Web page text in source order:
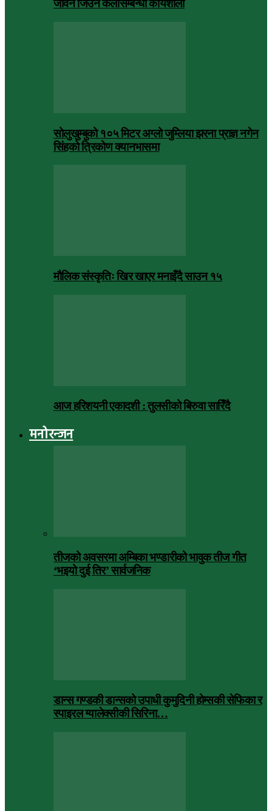
जीवन जिउने कलासम्बन्धी कार्यशाला
सोलुखुम्बुको १०५ मिटर अग्लो जुम्लिया झरना प्राज्ञ नगेन
सिंहको त्रिकोण क्यानभासमा
मौलिक संस्कृतिः खिर खाएर मनाइँदै साउन १५
आज हरिशयनी एकादशी : तुलसीको बिरुवा सारिँदै
मनोरन्जन
तीजको अवसरमा अम्बिका भण्डारीको भावुक तीज गीत
‘भइयो दुई तिर’ सार्वजनिक
डान्स गण्डकी डान्सको उपाधी कुमुदिनी होम्सकी सेफिका र
स्पाइरल ग्यालेक्सीकी सिरिना…